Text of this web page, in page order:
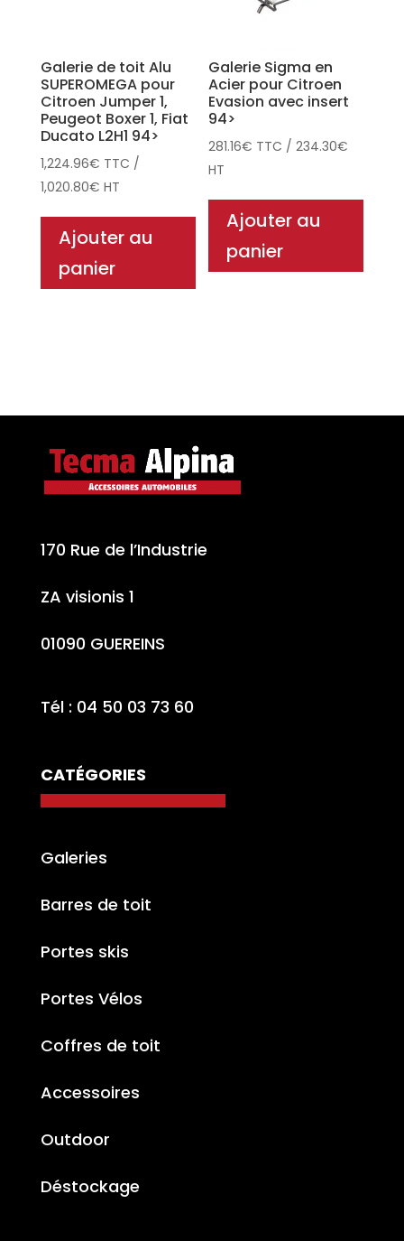
Galerie de toit Alu
SUPEROMEGA pour
Citroen Jumper 1,
Peugeot Boxer 1, Fiat
Ducato L2H1 94>
1,224.96€ TTC /
1,020.80€ HT
Ajouter au
panier
Galerie Sigma en
Acier pour Citroen
Evasion avec insert
94>
281.16€ TTC /234.30€
HT
Ajouter au
panier
170 Rue de l’Industrie
ZA visionis 1
01090 GUEREINS
Tél : 04 50 03 73 60
CATÉGORIES
Galeries
Barres de toit
Portes skis
Portes Vélos
Coffres de toit
Accessoires
Outdoor
Déstockage